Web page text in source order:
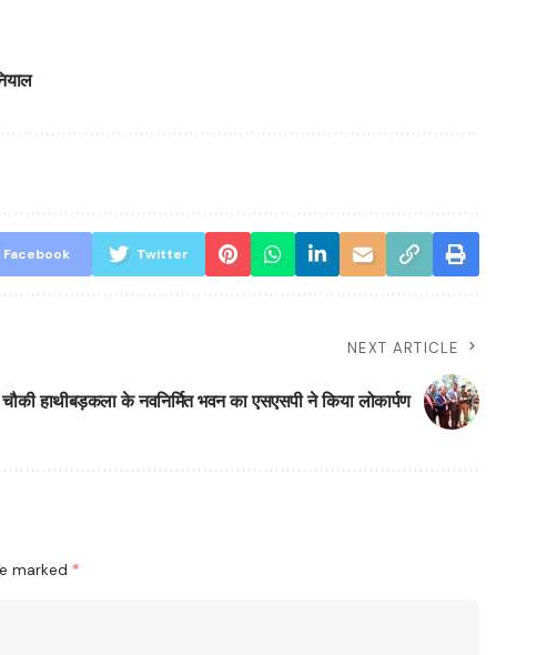
Facebook Twitter
NEXT ARTICLE
चौकी हाथीबड़कला के नवनिर्मित भवन का एसएसपी ने किया लोकार्पण
marked *